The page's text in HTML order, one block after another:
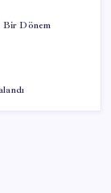
Bir Dönem